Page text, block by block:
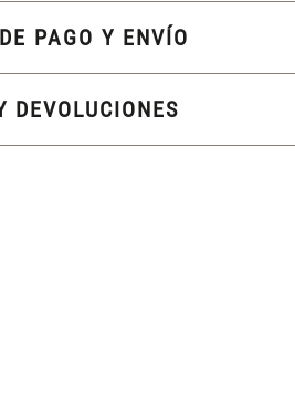
PAGO Y ENVÍO
DEVOLUCIONES